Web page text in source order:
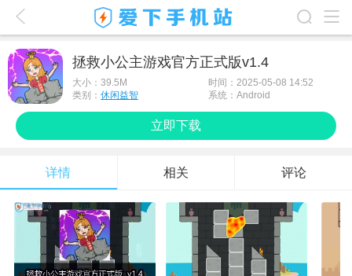
应用排行榜
最新游戏
最新应用
手机使用
游戏攻略
拯救小公主游戏官方正式版v1.4
大小： 39.5M
时间：2025-05-08 14:52
类别： 休闲益智 系统：Android
立即下载
详情 相关 评论